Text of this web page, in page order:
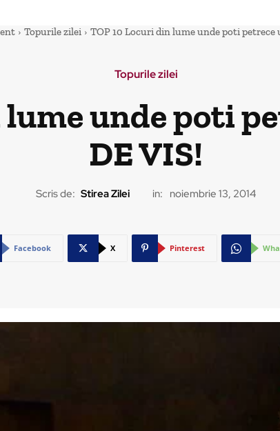
Topurile zilei TOP 10 Locuri din lume unde poti petrece
Topurile zilei
unde poti
DE VIS!
Scris de: Stirea Zilei in: noiembrie 13, 2014
Facebook X Pinterest